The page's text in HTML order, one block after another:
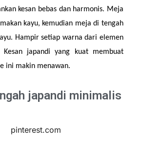
kesan bebas dan harmonis. Meja
kayu, kemudian meja di tengah
Hampir setiap warna dari elemen
japandi yang kuat membuat
ini makin menawan.
japandi minimalis